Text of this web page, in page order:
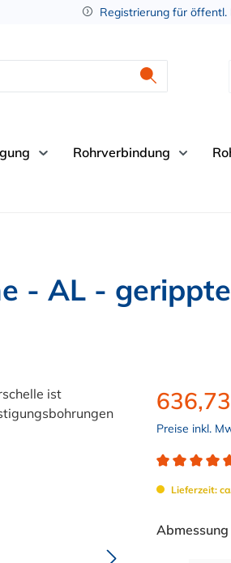
Registrierung für öffentl.
Rohrverbindung
- AL - gerippte
Preise inkl.
Lieferzeit:
Abmessung